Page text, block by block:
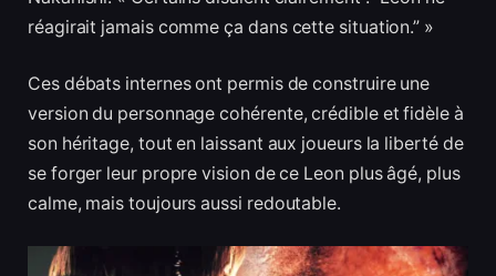
réagirait jamais comme ça dans cette situation.” »
Ces débats internes ont permis de construire une
version du personnage cohérente, crédible et fidèle à
son héritage, tout en laissant aux joueurs la liberté de
se forger leur propre vision de ce Leon plus âgé, plus
calme, mais toujours aussi redoutable.